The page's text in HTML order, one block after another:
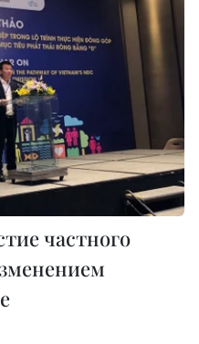
частного